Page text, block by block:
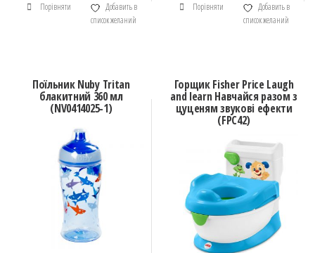
Порівняти
Добавить в
список желаний
Порівняти
Добавить в
список желаний
Поїльник Nuby Tritan
блакитний 360 мл
(NV0414025-1)
Горщик Fisher Price Laugh
and learn Навчайся разом з
цуценям звукові ефекти
(FPC42)